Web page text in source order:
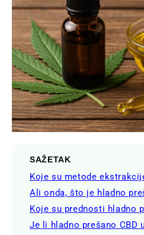
SAŽETAK
Koje su metode
Ali onda, što je hladno
Koje su prednosti hladno
Je li hladno prešano CBD